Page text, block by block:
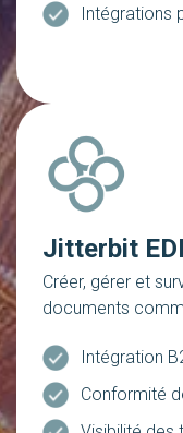
Intégrations
Jitterbit EDI
Créer, gérer et
documents
Intégration
Conformité